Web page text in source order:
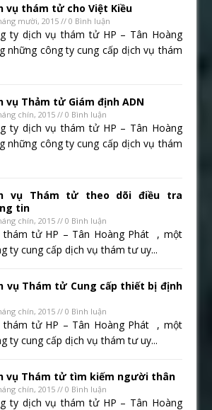
vụ thám tử cho Việt Kiều
mười, 2015 // 0 Bình luận
ty dịch vụ thám tử HP – Tân Hoàng
những công ty cung cấp dịch vụ thám
vụ Thảm tử Giám định ADN
chín, 2015 // 0 Bình luận
ty dịch vụ thám tử HP – Tân Hoàng
những công ty cung cấp dịch vụ thám
vụ Thám tử theo dõi điều tra
tin
chín, 2015 // 0 Bình luận
thám tử HP – Tân Hoàng Phát , một
ty cung cấp dịch vụ thám tư uy...
vụ Thám tử Cung cấp thiết bị định
chín, 2015 // 0 Bình luận
thám tử HP – Tân Hoàng Phát , một
ty cung cấp dịch vụ thám tư uy...
vụ Thám tử tìm kiếm người thân
chín, 2015 // 0 Bình luận
ty dịch vụ thám tử HP – Tân Hoàng